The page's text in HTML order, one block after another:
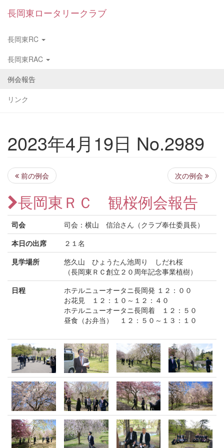
長岡東ロータリークラブ
長岡東RC
長岡東RAC
例会報告
リンク
2023年4月19日 No.2989
前の例会 次の例会
長岡東ＲＣ 観桜例会報告
司会
司会：横山 信治さん（クラブ奉仕委員長）
本日の出席
２１名
見学場所
悠久山 ひょうたん池周り しだれ桜
（長岡東ＲＣ創立２０周年記念事業植樹）
日程
ホテルニューオータニ長岡発 １２：００
お花見 １２：１０～１２：４０
ホテルニューオータニ長岡着 １２：５０
昼食（お弁当） １２：５０～１３：１０